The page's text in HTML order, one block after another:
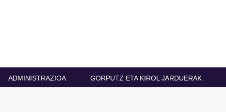
ADMINISTRAZIOA GORPUTZ ETA KIROL JARDUERAK